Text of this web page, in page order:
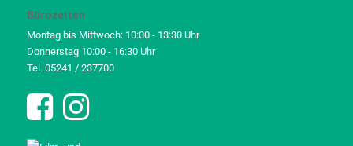
Bürozeiten
Montag bis Mittwoch: 10:00 - 13:30 Uhr
Donnerstag 10:00 - 16:30 Uhr
Tel. 05241 / 237700